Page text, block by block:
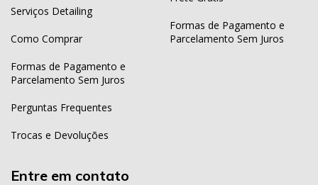
Serviços Detailing
Como Comprar
Formas de Pagamento e
Parcelamento Sem Juros
Perguntas Frequentes
Trocas e Devoluções
Formas de Pagamento e
Parcelamento Sem Juros
Entre em contato